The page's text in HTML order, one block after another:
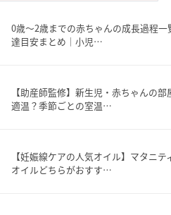
0歳〜2歳までの赤ちゃんの成長過程
達目安まとめ｜小児…
【助産師監修】新生児・赤ちゃんの
適温？季節ごとの室温…
【妊娠線ケアの人気オイル】マタニテ
オイルどちらがおすす…